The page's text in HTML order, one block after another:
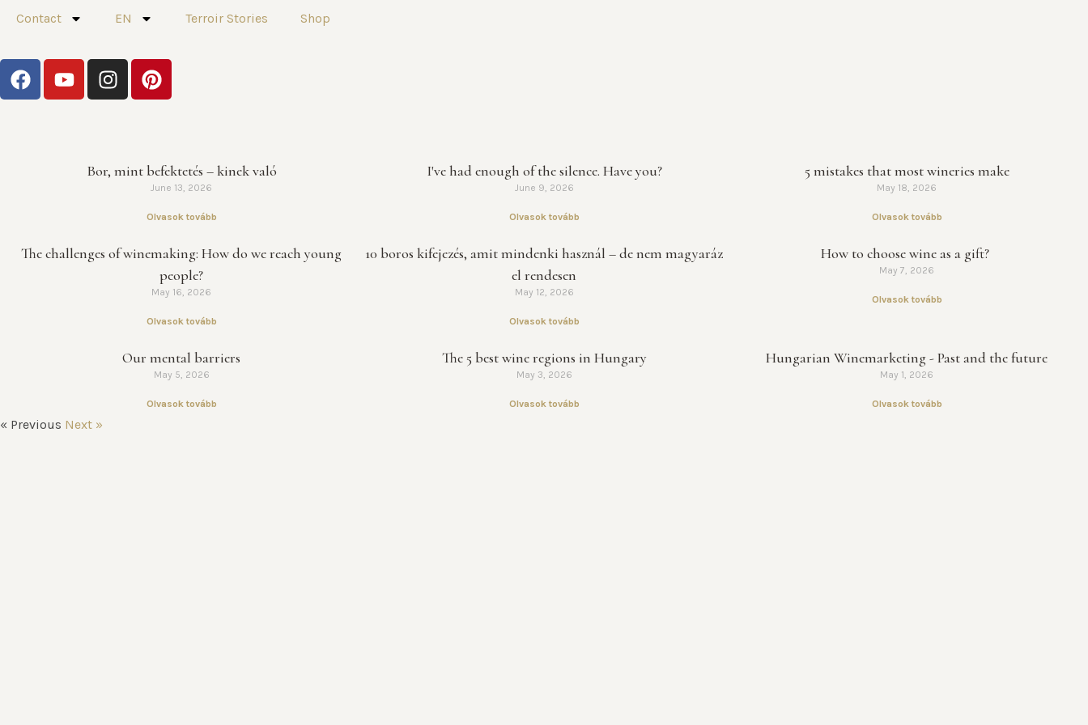
Contact EN Terroir Stories Shop
Bor, mint befektetés – kinek való
June 13, 2026
Olvasok tovább
I've had enough of the silence. Have you?
June 9, 2026
Olvasok tovább
5 mistakes that most wineries make
May 18, 2026
Olvasok tovább
The challenges of winemaking: How do we reach young
people?
May 16, 2026
Olvasok tovább
10 boros kifejezés, amit mindenki használ – de nem magyaráz
el rendesen
May 12, 2026
Olvasok tovább
How to choose wine as a gift?
May 7, 2026
Olvasok tovább
Our mental barriers
May 5, 2026
Olvasok tovább
The 5 best wine regions in Hungary
May 3, 2026
Olvasok tovább
Hungarian Winemarketing - Past and the future
May 1, 2026
Olvasok tovább
« Previous Next »